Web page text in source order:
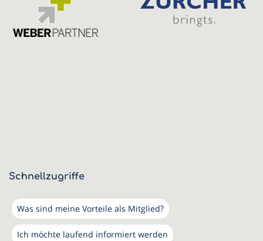
Schnellzugriffe
Was sind meine Vorteile als Mitglied?
Ich möchte laufend informiert werden